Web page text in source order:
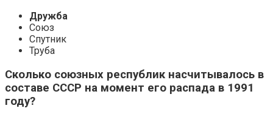
Дружба
Союз
Спутник
Труба
Сколько союзных республик насчитывалось в
составе СССР на момент его распада в 1991
году?